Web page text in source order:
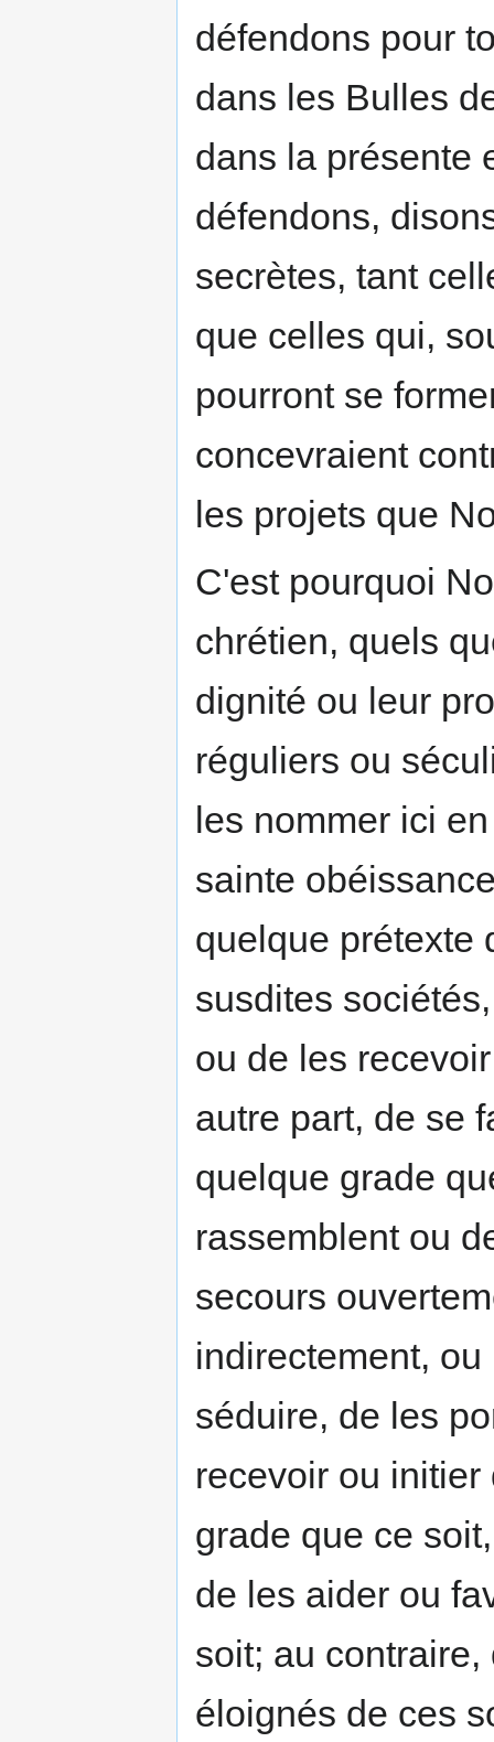
défendons pour
dans les Bulles
dans la présente
défendons,
secrètes, tant
que celles qui,
pourront se
concevraient
les projets que
C'est pourquoi
chrétien, quels
dignité ou leur
réguliers ou
les nommer ici
sainte
quelque prétexte
susdites
ou de les
autre part, de se
quelque grade
rassemblent ou
secours
indirectement,
séduire, de les
recevoir ou
grade que ce
de les aider ou
soit; au
éloignés de ces